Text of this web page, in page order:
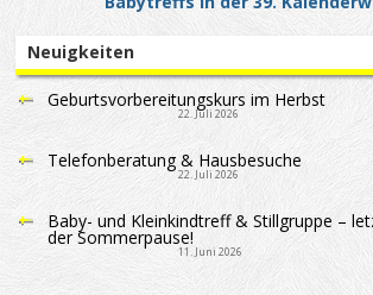
Neuigkeiten
Geburtsvorbereitungskurs im Herbst
22. Juli 2026
Telefonberatung & Hausbesuche
22. Juli 2026
Baby- und Kleinkindtreff & Stillgruppe –
der Sommerpause!
11. Juni 2026